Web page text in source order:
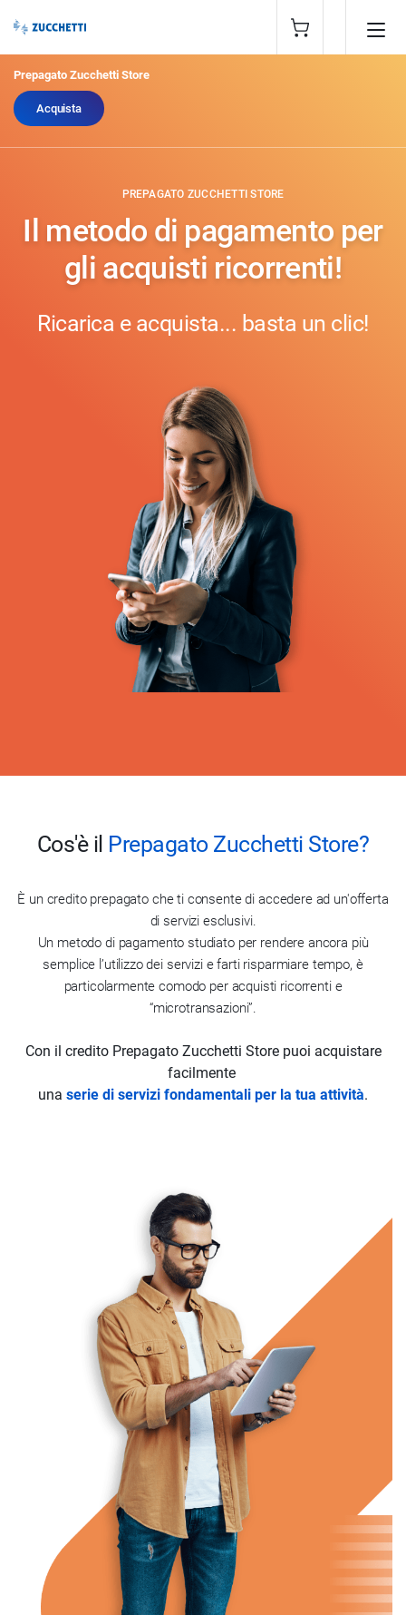
Prepagato Zucchetti Store
Acquista
PREPAGATO ZUCCHETTI STORE
Il metodo di pagamento per
gli acquisti ricorrenti!
Ricarica e acquista... basta un clic!
Cos'è il Prepagato Zucchetti Store?
È un credito prepagato che ti consente di accedere ad un'offerta
di servizi esclusivi.
Un metodo di pagamento studiato per rendere ancora più
semplice l’utilizzo dei servizi e farti risparmiare tempo, è
particolarmente comodo per acquisti ricorrenti e
“microtransazioni”.
Con il credito Prepagato Zucchetti Store puoi acquistare
facilmente
una serie di servizi fondamentali per la tua attività.